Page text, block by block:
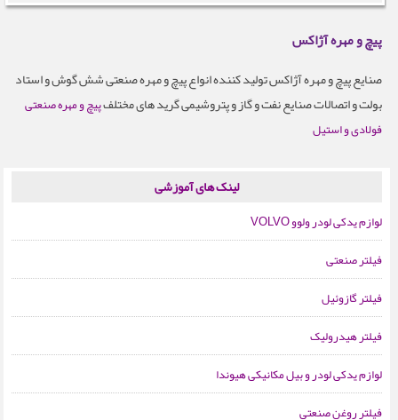
پیچ و مهره آژاکس
صنایع پیچ و مهره آژاکس تولید کننده انواع پیچ و مهره صنعتی شش گوش و استاد
بولت و اتصالات صنایع نفت و گاز و پتروشیمی گرید های مختلفپیچ و مهره صنعتی
فولادی و استیل
لینک های آموزشی
لوازم یدکی لودر ولوو VOLVO
فیلتر صنعتی
فیلتر گازوئیل
فیلتر هیدرولیک
لوازم یدکی لودر و بیل مکانیکی هیوندا
فیلتر روغن صنعتی